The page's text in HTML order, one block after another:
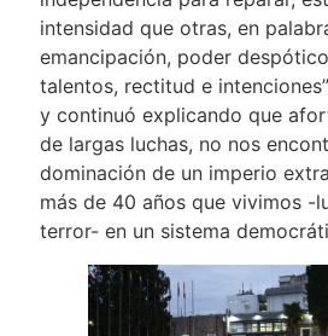
intensidad que otras, en
emancipación, poder
talentos, rectitud e
y continuó explicando que
de largas luchas, no nos
dominación de un imperio
más de 40 años que vivimos -
terror- en un sistema